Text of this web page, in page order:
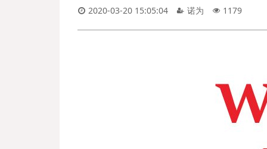
2020-03-20 15:05:04 诺为 1179